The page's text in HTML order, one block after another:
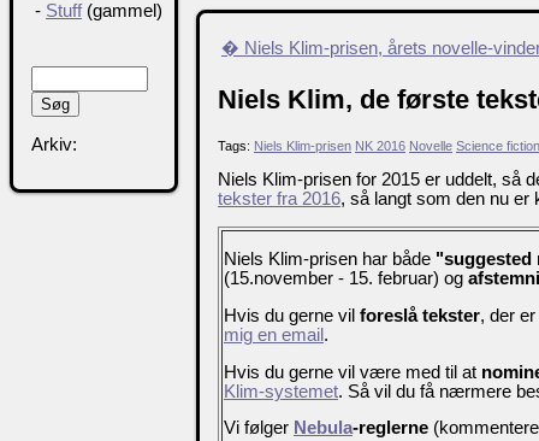
� Niels Klim-prisen, årets novelle-
Niels Klim, de første
Tags: Niels Klim-prisen NK 2016 Novelle Science fiction
Niels Klim-prisen for 2015 er uddelt, så
tekster fra 2016, så langt som den nu er
Niels Klim-prisen har både "suggested
(15.november - 15. februar) og
Hvis du gerne vil foreslå tekster, der
mig en email .
Hvis du gerne vil være med til at
Klim-systemet. Så vil du få nærmere
Vi følger Nebula-reglerne
- Stuff(gammel)
Arkiv: